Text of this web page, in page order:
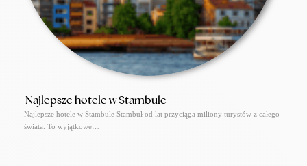
Najlepsze hotele w Stambule
Najlepsze hotele w Stambule Stambuł od lat przyciąga miliony turystów z całego
świata. To wyjątkowe…